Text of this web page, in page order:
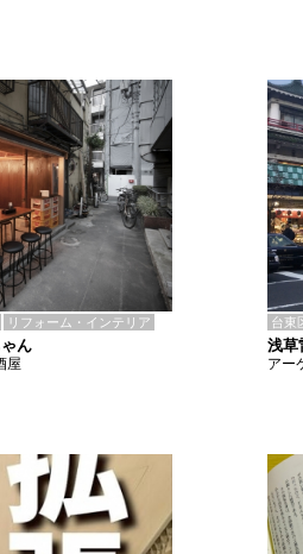
リフォーム・インテリア
ん
屋
台東
浅草
アー